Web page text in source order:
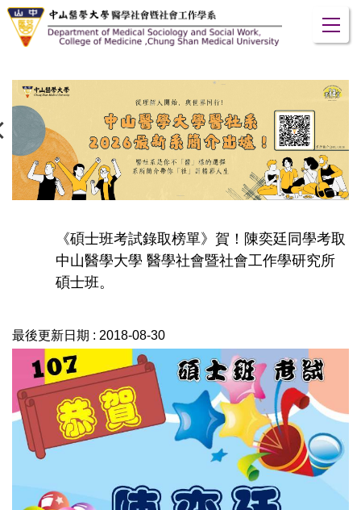
跳
到
容
區
《碩士班考試錄取榜單》賀！陳奕廷同學考取
中山醫學大學 醫學社會暨社會工作學研究所
碩士班。
最後更新日期 : 2018-08-30